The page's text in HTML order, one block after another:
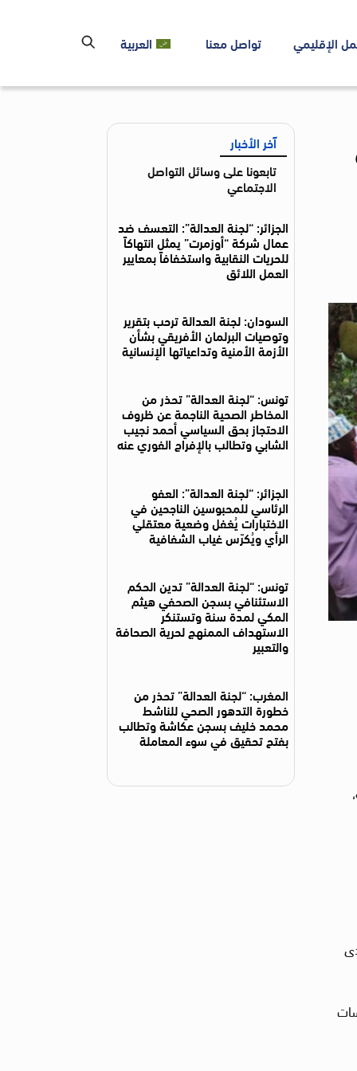
الإقليمي تواصل معنا العربية
آخر الأخبار
تابعونا على وسائل التواصل
الاجتماعي
الجزائر: “لجنة العدالة”: التعسف ضد
عمال شركة “أوزمرت” يمثل انتهاكاً
للحريات النقابية واستخفافاً بمعايير
العمل اللائق
السودان: لجنة العدالة ترحب بتقرير
وتوصيات البرلمان الأفريقي بشأن
الأزمة الأمنية وتداعياتها الإنسانية
تونس: “لجنة العدالة” تحذر من
المخاطر الصحية الناجمة عن ظروف
الاحتجاز بحق السياسي أحمد نجيب
الشابي وتطالب بالإفراج الفوري عنه
الجزائر: “لجنة العدالة”: العفو
الرئاسي للمحبوسين الناجحين في
الاختبارات يُغفل وضعية معتقلي
الرأي ويُكرّس غياب الشفافية
تونس: “لجنة العدالة” تدين الحكم
الاستئنافي بسجن الصحفي هيثم
المكي لمدة سنة وتستنكر
الاستهداف الممنهج لحرية الصحافة
والتعبير
المغرب: “لجنة العدالة” تحذر من
خطورة التدهور الصحي للناشط
محمد خليف بسجن عكاشة وتطالب
بفتح تحقيق في سوء المعاملة